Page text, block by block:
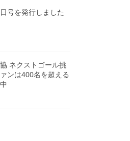
号を発行しました
ネクストゴール挑
ンは400名を超える